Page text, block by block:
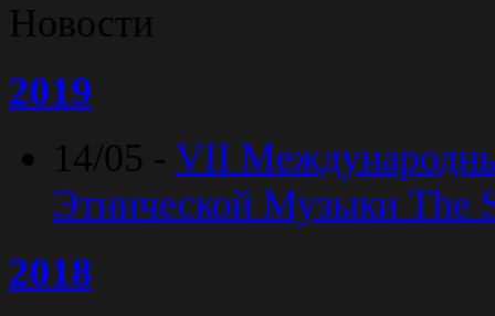
Новости
2019
14/05 - VII
Этнической Музыки The
2018